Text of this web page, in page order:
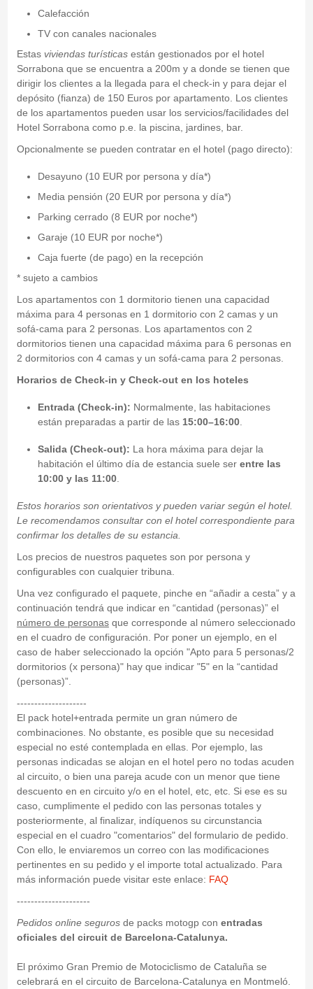
Calefacción
TV con canales nacionales
Estas viviendas turísticasestán gestionados por el hotel
Sorrabona que se encuentra a 200m y a donde se tienen que
dirigir los clientes a la llegada para el check-in y para dejar el
depósito (fianza) de 150 Euros por apartamento. Los clientes
de los apartamentos pueden usar los servicios/facilidades del
Hotel Sorrabona como p.e. la piscina, jardines, bar.
Opcionalmente se pueden contratar en el hotel (pago directo):
Desayuno (10 EUR por persona y día*)
Media pensión (20 EUR por persona y día*)
Parking cerrado (8 EUR por noche*)
Garaje (10 EUR por noche*)
Caja fuerte (de pago) en la recepción
* sujeto a cambios
Los apartamentos con 1 dormitorio tienen una capacidad
máxima para 4 personas en 1 dormitorio con 2 camas y un
sofá-cama para 2 personas. Los apartamentos con 2
dormitorios tienen una capacidad máxima para 6 personas en
2 dormitorios con 4 camas y un sofá-cama para 2 personas.
Horarios de Check-in y Check-out en los hoteles
Entrada (Check-in): Normalmente, las habitaciones
están preparadas a partir de las15:00–16:00.
Salida (Check-out): La hora máxima para dejar la
habitación el último día de estancia suele ser entre las
10:00 y las 11:00.
Estos horarios son orientativos y pueden variar según el hotel.
Le recomendamos consultar con el hotel correspondiente para
confirmar los detalles de su estancia.
Los precios de nuestros paquetes son por persona y
configurables con cualquier tribuna.
Una vez configurado el paquete, pinche en “añadir a cesta” y a
continuación tendrá que indicar en “cantidad (personas)” el
número de personasque corresponde al número seleccionado
en el cuadro de configuración. Por poner un ejemplo, en el
caso de haber seleccionado la opción "Apto para 5 personas/2
dormitorios (x persona)" hay que indicar "5" en la “cantidad
(personas)”.
--------------------
El pack hotel+entrada permite un gran número de
combinaciones. No obstante, es posible que su necesidad
especial no esté contemplada en ellas. Por ejemplo, las
personas indicadas se alojan en el hotel pero no todas acuden
al circuito, o bien una pareja acude con un menor que tiene
descuento en en circuito y/o en el hotel, etc, etc. Si ese es su
caso, cumplimente el pedido con las personas totales y
posteriormente, al finalizar, indíquenos su circunstancia
especial en el cuadro "comentarios" del formulario de pedido.
Con ello, le enviaremos un correo con las modificaciones
pertinentes en su pedido y el importe total actualizado. Para
más información puede visitar este enlace: FAQ
---------------------
Pedidos online segurosde packs motogp con entradas
oficiales del circuit de Barcelona-Catalunya.
El próximo Gran Premio de Motociclismo de Cataluña se
celebrará en el circuito de Barcelona-Catalunya en Montmeló.